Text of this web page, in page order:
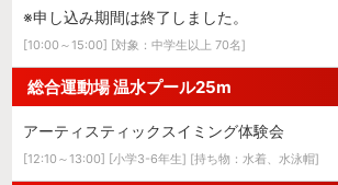
※申し込み期間は終了しました。
[10:00～15:00] [対象：中学生以上 70名]
総合運動場 温水プール25m
アーティスティックスイミング体験会
[12:10～13:00] [小学3-6年生] [持ち物：水着、水泳帽]